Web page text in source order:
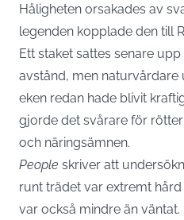
Håligheten orsakades av
legenden kopplade den till
Ett staket sattes senare
avstånd, men
eken redan hade blivit
gjorde det svårare för
och näringsämnen.
People skriver att
runt trädet var extremt
var också mindre än väntat.